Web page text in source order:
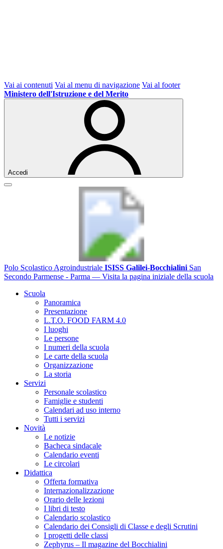
Vai ai contenuti Vai al menu di navigazione Vai al footer
Ministero dell'Istruzione e del Merito
Accedi
Polo Scolastico Agroindustriale ISISS Galilei-Bocchialini San
Secondo Parmense - Parma — Visita la pagina iniziale della scuola
Scuola
Panoramica
Presentazione
L.T.O. FOOD FARM 4.0
I luoghi
Le persone
I numeri della scuola
Le carte della scuola
Organizzazione
La storia
Servizi
Personale scolastico
Famiglie e studenti
Calendari ad uso interno
Tutti i servizi
Novità
Le notizie
Bacheca sindacale
Calendario eventi
Le circolari
Didattica
Offerta formativa
Internazionalizzazione
Orario delle lezioni
I libri di testo
Calendario scolastico
Calendario dei Consigli di Classe e degli Scrutini
I progetti delle classi
Zephyrus – Il magazine del Bocchialini